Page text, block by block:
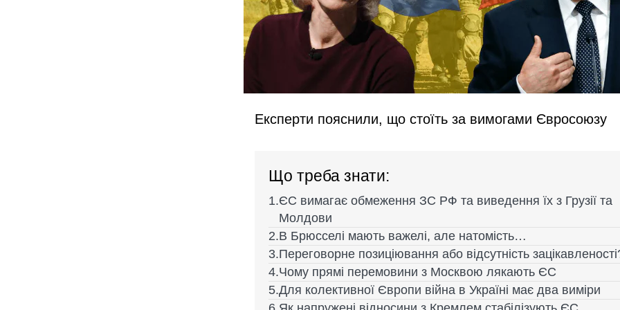
Експерти пояснили, що стоїть за вимогами Євросоюзу
Що треба знати:
ЄС вимагає обмеження ЗС РФ та виведення їх з Грузії та
Молдови
В Брюсселі мають важелі, але натомість…
Переговорне позиціювання або відсутність
Чому прямі перемовини з Москвою лякають ЄС
Для колективної Європи війна в Україні має два виміри